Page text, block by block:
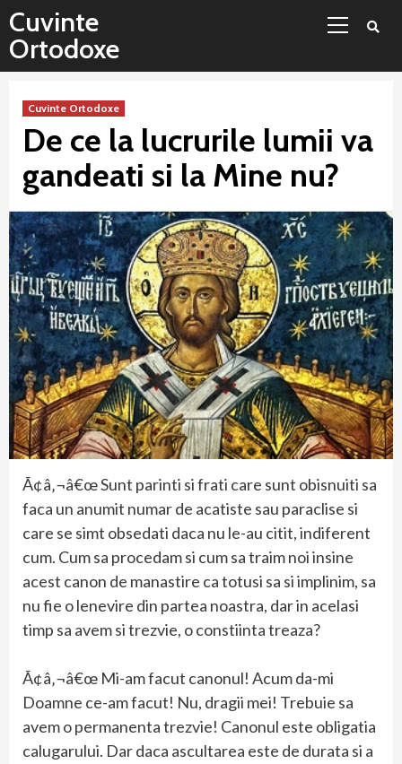
Sari
conținut
Cuvinte
Ortodoxe
Cuvinte Ortodoxe
De ce la lucrurile lumii va
gandeati si la Mine nu?
Ã¢â‚¬â€œ Sunt parinti si frati care sunt obisnuiti sa
faca un anumit numar de acatiste sau paraclise si
care se simt obsedati daca nu le-au citit, indiferent
cum. Cum sa procedam si cum sa traim noi insine
acest canon de manastire ca totusi sa si implinim, sa
nu fie o lenevire din partea noastra, dar in acelasi
timp sa avem si trezvie, o constiinta treaza?
Ã¢â‚¬â€œ Mi-am facut canonul! Acum da-mi
Doamne ce-am facut! Nu, dragii mei! Trebuie sa
avem o permanenta trezvie! Canonul este obligatia
calugarului. Dar daca ascultarea este de durata si a